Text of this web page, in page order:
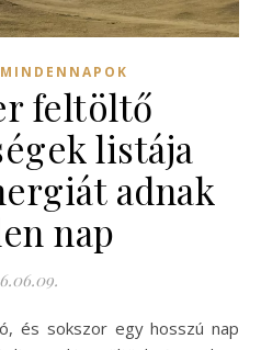
MINDENNAPOK
feltöltő
listája
adnak
nap